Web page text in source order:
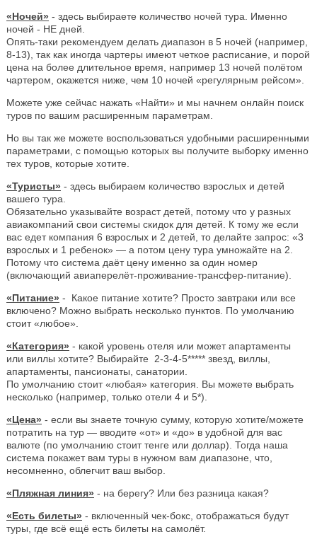
«Ночей» - здесь выбираете количество ночей тура. Именно
ночей - НЕ дней.
Опять-таки рекомендуем делать диапазон в 5 ночей (например,
8-13), так как иногда чартеры имеют четкое расписание, и порой
цена на более длительное время, например 13 ночей полётом
чартером, окажется ниже, чем 10 ночей «регулярным рейсом».
Можете уже сейчас нажать «Найти» и мы начнем онлайн поиск
туров по вашим расширенным параметрам.
Но вы так же можете воспользоваться удобными расширенными
параметрами, с помощью которых вы получите выборку именно
тех туров, которые хотите.
«Туристы» - здесь выбираем количество взрослых и детей
вашего тура.
Обязательно указывайте возраст детей, потому что у разных
авиакомпаний свои системы скидок для детей. К тому же если
вас едет компания 6 взрослых и 2 детей, то делайте запрос: «3
взрослых и 1 ребенок» — а потом цену тура умножайте на 2.
Потому что система даёт цену именно за один номер
(включающий авиаперелёт-проживание-трансфер-питание).
«Питание» - Какое питание хотите? Просто завтраки или все
включено? Можно выбрать несколько пунктов. По умолчанию
стоит «любое».
«Категория» - какой уровень отеля или может апартаменты
или виллы хотите? Выбирайте 2-3-4-5***** звезд, виллы,
апартаменты, пансионаты, санатории.
По умолчанию стоит «любая» категория. Вы можете выбрать
несколько (например, только отели 4 и 5*).
«Цена» - если вы знаете точную сумму, которую хотите/можете
потратить на тур — вводите «от» и «до» в удобной для вас
валюте (по умолчанию стоит тенге или доллар). Тогда наша
система покажет вам туры в нужном вам диапазоне, что,
несомненно, облегчит ваш выбор.
«Пляжная линия» - на берегу? Или без разница какая?
«Есть билеты» - включенный чек-бокс, отображаться будут
туры, где всё ещё есть билеты на самолёт.